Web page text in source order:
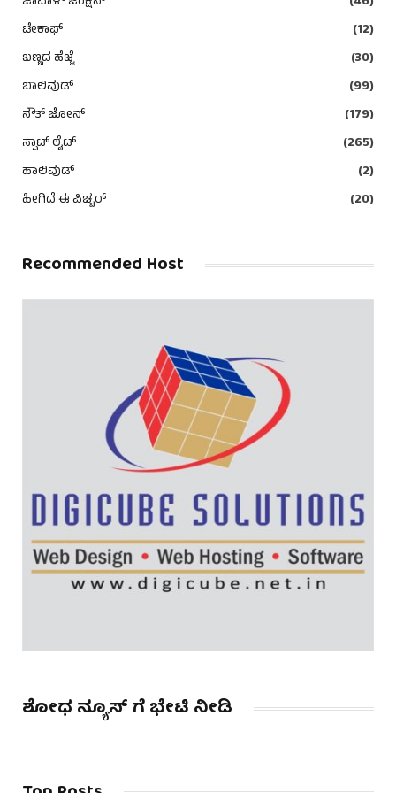
ಟೇಕಾಫ್
(12)
ಬಣ್ಣದ ಹೆಜ್ಜೆ
(30)
ಬಾಲಿವುಡ್
(99)
ಸೌತ್ ಜೋನ್
(179)
ಸ್ಪಾಟ್ ಲೈಟ್
(265)
ಹಾಲಿವುಡ್
(2)
ಹೀಗಿದೆ ಈ ಪಿಚ್ಚರ್
(20)
Recommended Host
ಶೋಧ ನ್ಯೂಸ್ ಗೆ ಭೇಟಿ ನೀಡಿ